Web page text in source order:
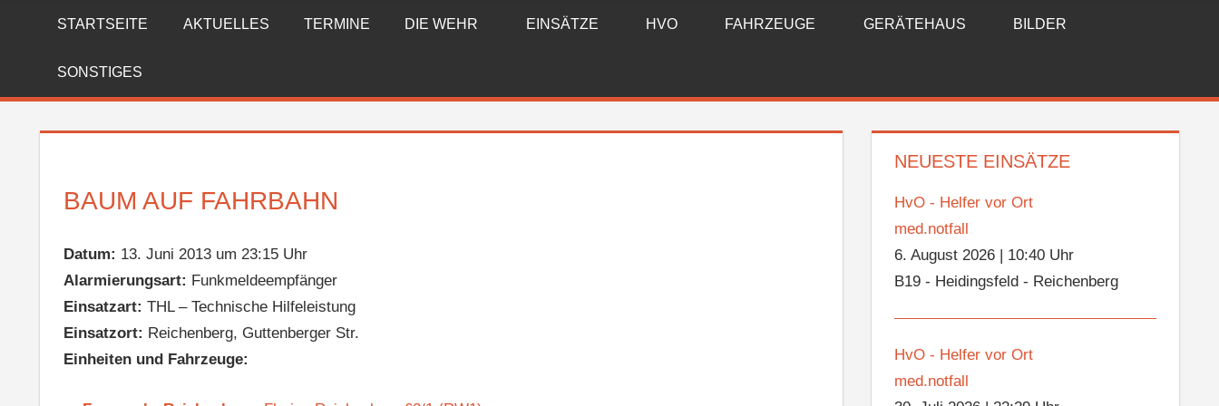
FREIWILLIGE
FEUERWEHR
REICHENBERG
STARTSEITE AKTUELLES TERMINE DIE WEHR EINSÄTZE HVO FAHRZEUGE GERÄTEHAUS BILDER
SONSTIGES
BAUM AUF FAHRBAHN
Datum: 13. Juni 2013 um 23:15 Uhr
Alarmierungsart: Funkmeldeempfänger
Einsatzart: THL – Technische Hilfeleistung
Einsatzort: Reichenberg, Guttenberger Str.
Einheiten und Fahrzeuge:
NEUESTE EINSÄTZE
HvO - Helfer vor Ort
med.notfall
6. August 2026
10:40 Uhr
B19 - Heidingsfeld - Reichenberg
HvO - Helfer vor Ort
med.notfall